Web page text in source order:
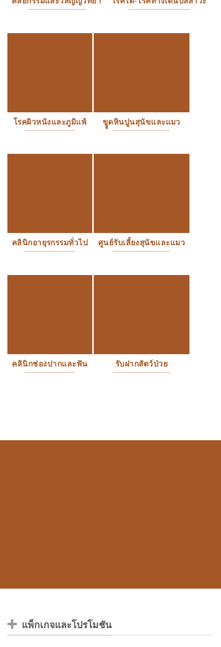
โรคผิวหนังและภูมิแพ้
คลินิกอายุรกรรมทั่วไป
คลินิกช่องปากและฟัน
ขููดหินปูนสุนัขและแมว
ศูนย์รับเลี้ยงสุนัขและแมว
รับฝากสัตว์ป่วย
แพ็กเกจและโปรโมชัน